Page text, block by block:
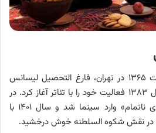
الهام نامی متولد ۸ اردیبهشت ۱۳۶۵ در تهران، فارغ التحصیل لیسانس
رشته تئاتر می‌باشد که از سال ۱۳۸۳ فعالیت خود را با تئاتر آغاز کرد. در
سال ۱۳۹۵ با فیلم «چراغ‌های ناتمام» وارد سینما شد و سال ۱۴۰۱ با
در نقش شکوه السلطنه خوش درخشید.